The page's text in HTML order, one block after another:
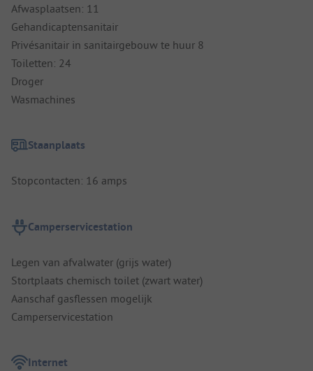
Afwasplaatsen: 11
Gehandicaptensanitair
Privésanitair in sanitairgebouw te huur 8
Toiletten: 24
Droger
Wasmachines
Staanplaats
Stopcontacten: 16 amps
Camperservicestation
Legen van afvalwater (grijs water)
Stortplaats chemisch toilet (zwart water)
Aanschaf gasflessen mogelijk
Camperservicestation
Internet